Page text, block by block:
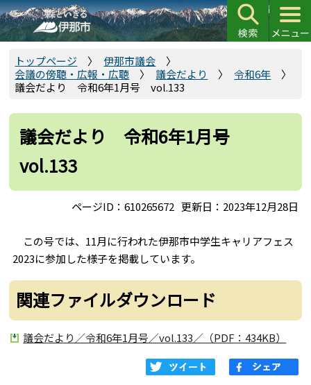
こ
の
ペ
先
トップページ
伊那市議会
会議の傍聴・広報・広聴
議会だより
令和6年
議会だより 令和6年1月号 vol.133
議会だより 令和6年1月号
vol.133
ページID：610265672 更新日：2023年12月28日
この号では、11月に行われた伊那市中学生キャリアフェス
2023に参加した様子を掲載しています。
関連ファイルダウンロード
議会だより／令和6年1月号／vol.133／（PDF：434KB）